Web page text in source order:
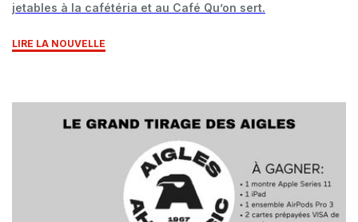
jetables à la cafétéria et au Café Qu’on sert.
LIRE LA NOUVELLE